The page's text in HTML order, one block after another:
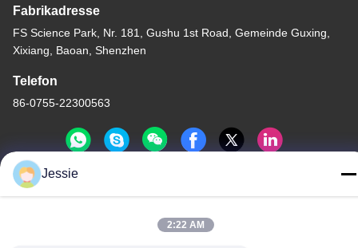
Fabrikadresse
FS Science Park, Nr. 181, Gushu 1st Road, Gemeinde Guxing,
Xixiang, Baoan, Shenzhen
Telefon
86-0755-22300563
Gute Qualität Chinas geführtes Streifenaluminiumprofil Lieferant.
Copyright-© -2026 K&C LIGHTING TECHNOLOGY LTD. . Alle
Rechte vorbehalten.
Jessie
2:22 AM